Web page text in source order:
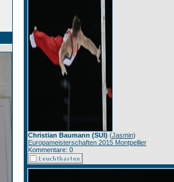
Christian Baumann (SUI) (Jasmin)
Europameisterschaften 2015 Montpellier
Kommentare: 0